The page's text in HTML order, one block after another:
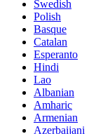
Swedish
Polish
Basque
Catalan
Esperanto
Hindi
Lao
Albanian
Amharic
Armenian
Azerbaijani